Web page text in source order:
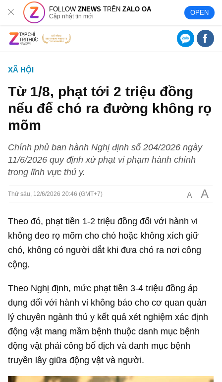
FOLLOWZNEWS TRÊNZALO OA
Cập nhật tin mới OPEN
XÃ HỘI
Từ 1/8, phạt tới 2 triệu đồng
nếu để chó ra đường không rọ
mõm
Chính phủ ban hành Nghị định số 204/2026 ngày
11/6/2026 quy định xử phạt vi phạm hành chính
trong lĩnh vực thú y.
Thứ sáu, 12/6/2026 20:46 (GMT+7) A A
Theo đó, phạt tiền 1-2 triệu đồng đối với hành vi
không đeo rọ mõm cho chó hoặc không xích giữ
chó, không có người dắt khi đưa chó ra nơi công
cộng.
Theo Nghị định, mức phạt tiền 3-4 triệu đồng áp
dụng đối với hành vi không báo cho cơ quan quản
lý chuyên ngành thú y kết quả xét nghiệm xác định
động vật mang mầm bệnh thuộc danh mục bệnh
động vật phải công bố dịch và danh mục bệnh
truyền lây giữa động vật và người.